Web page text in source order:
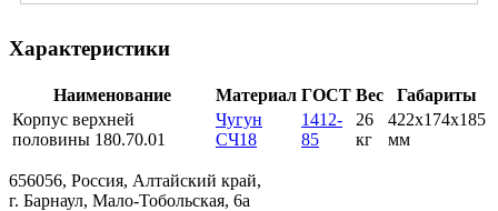
Характеристики
Наименование Материал ГОСТ Вес
Габариты
Корпус верхней
половины 180.70.01
Чугун
СЧ18
1412-
85
26
кг
422х174х185
мм
656056, Россия, Алтайский край,
г. Барнаул, Мало-Тобольская, 6а